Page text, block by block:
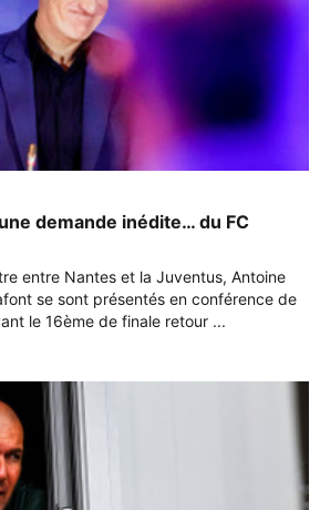
demande inédite… du FC
entre Nantes et la Juventus, Antoine
se sont présentés en conférence de
le 16ème de finale retour ...